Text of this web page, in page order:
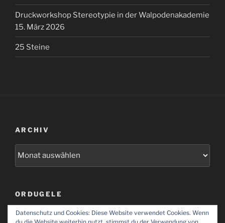
Druckworkshop Stereotypie in der Walpodenakademie
15. März 2026
25 Steine
ARCHIV
ORDUGELE
Ordugele
Datenschutz und Cookies: Diese Website verwendet Cookies. Wenn